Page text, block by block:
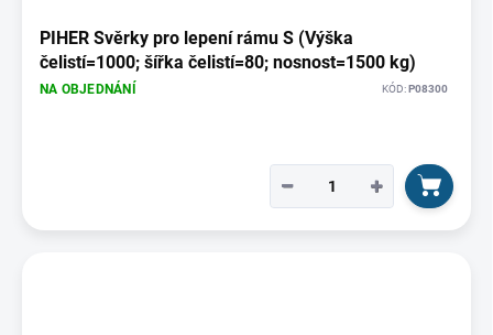
PIHER Svěrky pro lepení rámu S (Výška
čelistí=1000; šířka čelistí=80; nosnost=1500 kg)
NA OBJEDNÁNÍ KÓD: P08300
+
−